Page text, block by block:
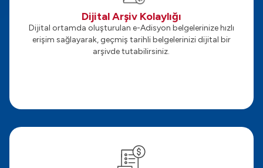
Dijital Arşiv Kolaylığı
Dijital ortamda oluşturulan e-Adisyon belgelerinize hızlı
erişim sağlayarak, geçmiş tarihli belgelerinizi dijital bir
arşivde tutabilirsiniz.